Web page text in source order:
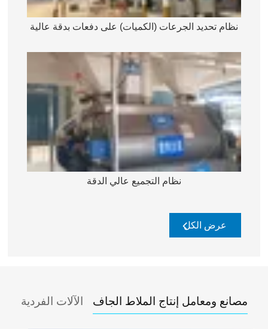
نظام تحديد الجرعات (الكميات) على دفعات بدقة عالية
نظام التجميع عالي الدقة
عرض الكل
مصانع ومعامل إنتاج الملاط الجاف الآلات الفردية